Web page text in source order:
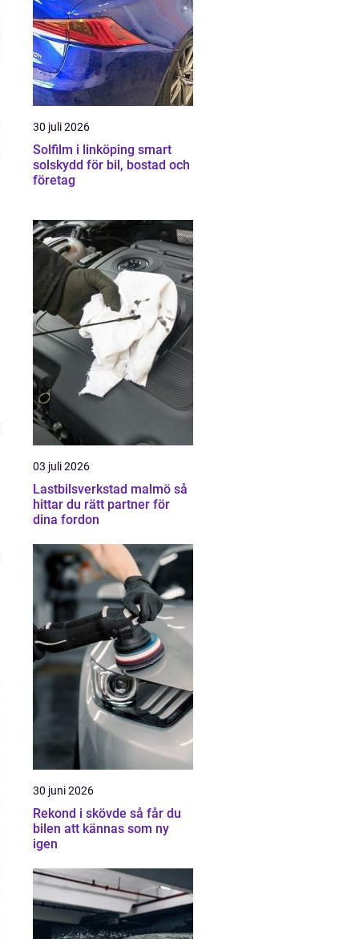
30 juli 2026
Solfilm i linköping smart
solskydd för bil, bostad och
företag
03 juli 2026
Lastbilsverkstad malmö så
hittar du rätt partner för
dina fordon
30 juni 2026
Rekond i skövde så får du
bilen att kännas som ny
igen